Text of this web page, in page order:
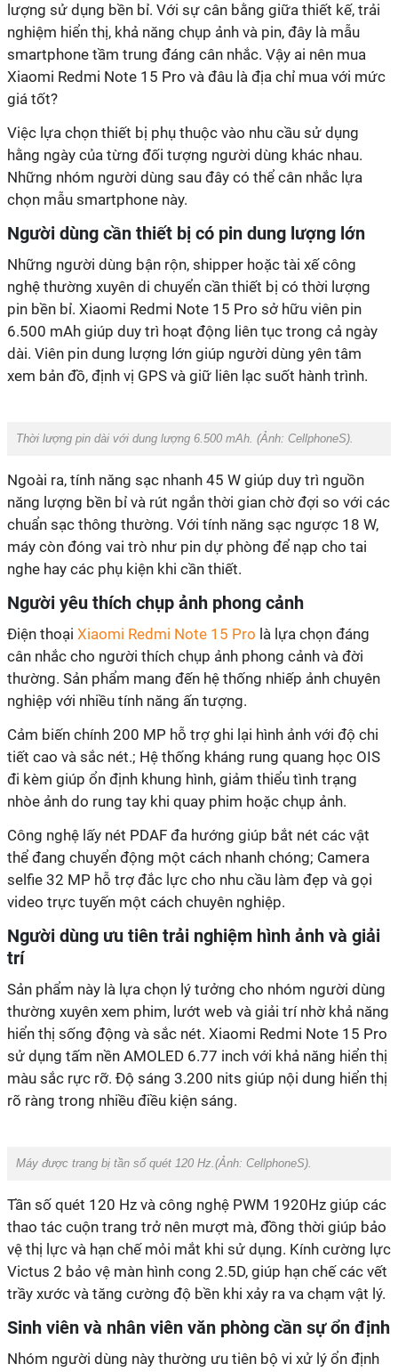
lượng sử dụng bền bỉ. Với sự cân bằng giữa thiết kế, trải
nghiệm hiển thị, khả năng chụp ảnh và pin, đây là mẫu
smartphone tầm trung đáng cân nhắc. Vậy ai nên mua
Xiaomi Redmi Note 15 Pro và đâu là địa chỉ mua với mức
hằng ngày của từng đối tượng người dùng khác nhau.
Những nhóm người dùng sau đây có thể cân nhắc lựa
nghệ thường xuyên di chuyển cần thiết bị có thời lượng
pin bền bỉ. Xiaomi Redmi Note 15 Pro sở hữu viên pin
6.500 mAh giúp duy trì hoạt động liên tục trong cả ngày
dài. Viên pin dung lượng lớn giúp người dùng yên tâm
‏Thời lượng pin dài với dung lượng 6.500 mAh. (Ảnh: CellphoneS).
Ngoài ra, tính năng sạc nhanh 45 W giúp duy trì nguồn
năng lượng bền bỉ và rút ngắn thời gian chờ đợi so với các
chuẩn sạc thông thường. Với tính năng sạc ngược 18 W,
máy còn đóng vai trò như pin dự phòng để nạp cho tai
Xiaomi Redmi Note 15 Pro
cân nhắc cho người thích chụp ảnh phong cảnh và đời
thường. Sản phẩm mang đến hệ thống nhiếp ảnh chuyên
tiết cao và sắc nét.; Hệ thống kháng rung quang học OIS
đi kèm giúp ổn định khung hình, giảm thiểu tình trạng
Công nghệ lấy nét PDAF đa hướng giúp bắt nét các vật
thể đang chuyển động một cách nhanh chóng;
selfie 32 MP hỗ trợ đắc lực cho nhu cầu làm đẹp và gọi
thường xuyên xem phim, lướt web và giải trí nhờ khả năng
hiển thị sống động và sắc nét. Xiaomi Redmi Note 15 Pro
sử dụng tấm nền AMOLED 6.77 inch với khả năng hiển thị
màu sắc rực rỡ. Độ sáng 3.200 nits giúp nội dung hiển thị
‏Máy được trang bị tần số quét 120 Hz.(Ảnh: CellphoneS).
Tần số quét 120 Hz và công nghệ PWM 1920Hz giúp các
thao tác cuộn trang trở nên mượt mà, đồng thời giúp bảo
vệ thị lực và hạn chế mỏi mắt khi sử dụng. Kính cường lực
Victus 2 bảo vệ màn hình cong 2.5D, giúp hạn chế các vết